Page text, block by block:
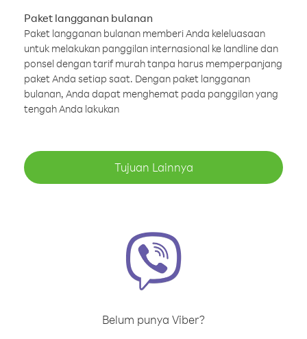
Paket langganan bulanan
Paket langganan bulanan memberi Anda keleluasaan
untuk melakukan panggilan internasional ke landline dan
ponsel dengan tarif murah tanpa harus memperpanjang
paket Anda setiap saat. Dengan paket langganan
bulanan, Anda dapat menghemat pada panggilan yang
tengah Anda lakukan
Tujuan Lainnya
Belum punya Viber?